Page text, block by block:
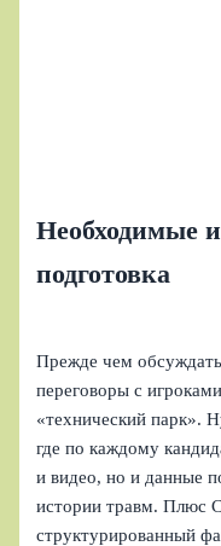
Необходимые
подготовка
Прежде чем
переговоры с
«технический парк».
где по каждому
и видео, но и данные
истории травм. Плюс
структурированный